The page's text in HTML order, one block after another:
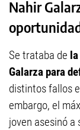
Nahir
Se trataba de
Galarza para
distintos fallos
embargo, el
joven asesinó a